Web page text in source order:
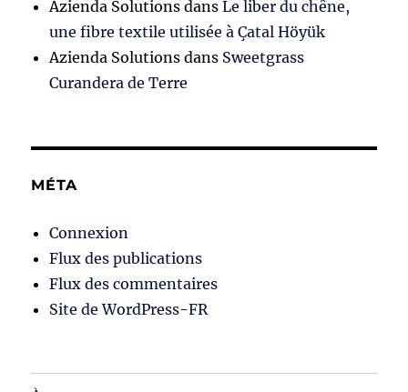
Azienda Solutions dansLe liber du chêne,
une fibre textile utilisée à Çatal Höyük
Azienda Solutions dans Sweetgrass
Curandera de Terre
MÉTA
Connexion
Flux des publications
Flux des commentaires
Site de WordPress-FR